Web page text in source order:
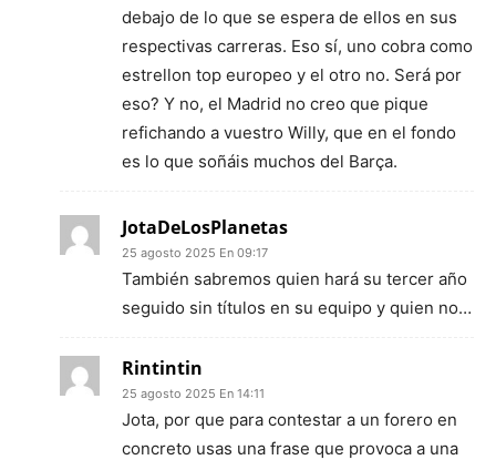
debajo de lo que se espera de ellos en sus
respectivas carreras. Eso sí, uno cobra como
estrellon top europeo y el otro no. Será por
eso? Y no, el Madrid no creo que pique
refichando a vuestro Willy, que en el fondo
es lo que soñáis muchos del Barça.
JotaDeLosPlanetas
25 agosto 2025 En 09:17
También sabremos quien hará su tercer año
seguido sin títulos en su equipo y quien no…
Rintintin
25 agosto 2025 En 14:11
Jota, por que para contestar a un forero en
concreto usas una frase que provoca a una